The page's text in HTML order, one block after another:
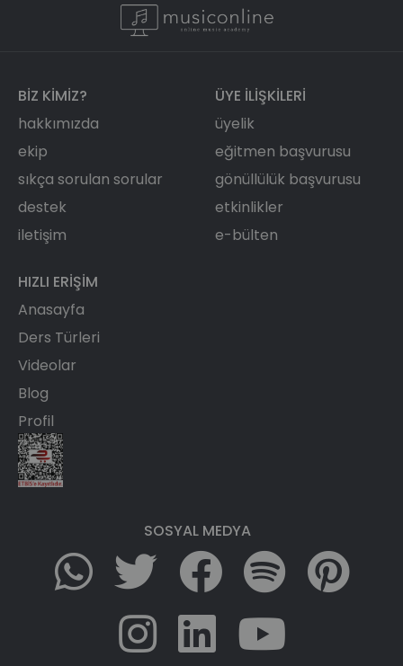
BIZ KIMIZ?
hakkımızda
ekip
sıkça sorulan sorular
destek
iletişim
ÜYE ILIŞKILERI
üyelik
eğitmen başvurusu
gönüllülük başvurusu
etkinlikler
e-bülten
HIZLI ERIŞIM
Anasayfa
Ders Türleri
Videolar
Blog
Profil
SOSYAL MEDYA